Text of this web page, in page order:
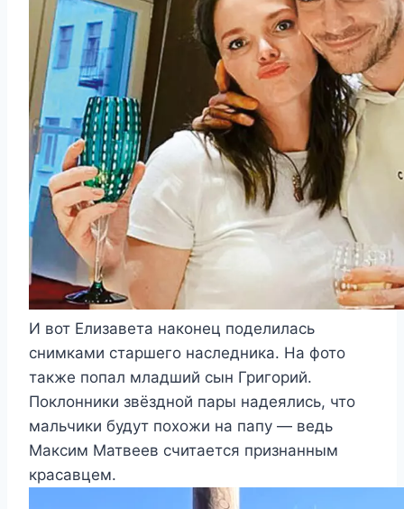
И вот Елизавета наконец поделилась
снимками старшего наследника. На фото
также попал младший сын Григорий.
Поклонники звёздной пары надеялись, что
мальчики будут похожи на папу — ведь
Максим Матвеев считается признанным
красавцем.